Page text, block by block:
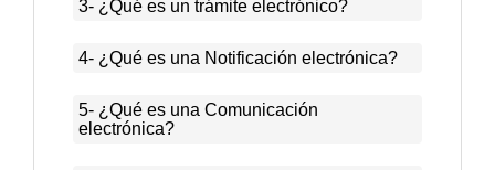
3- ¿Qué es un trámite electrónico?
4- ¿Qué es una Notificación electrónica?
5- ¿Qué es una Comunicación
electrónica?